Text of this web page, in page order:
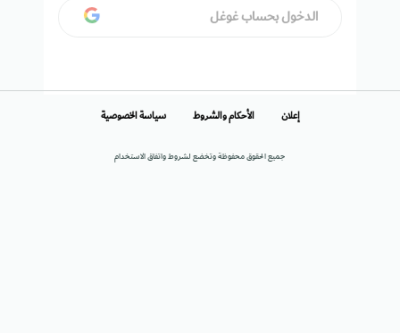
الدخول بحساب غوغل
جميع الحقوق محفوظة وتخضع لشروط واتفاق الاستخدام
إعلان الأحكام والشروط سياسة الخصوصية